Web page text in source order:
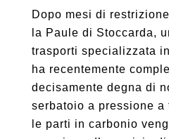
Dopo mesi di
la Paule di Stoccarda,
trasporti specializzata
ha recentemente
decisamente degna di
serbatoio a pressione
le parti in carbonio